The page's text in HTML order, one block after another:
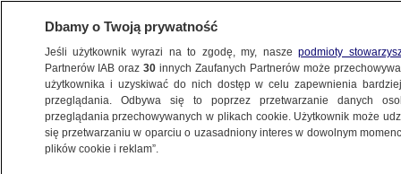
WROCŁAW
Dbamy o Twoją prywatność
Jeśli użytkownik wyrazi na to zgodę, my, naszepodmioty
Partnerów IAB oraz30 innych Zaufanych Partnerów może
użytkownika i uzyskiwać do nich dostęp w celu zapewnienia
przeglądania. Odbywa się to poprzez przetwarzanie danych
przeglądania przechowywanych w plikach cookie. Użytkownik może
się przetwarzaniu w oparciu o uzasadniony interes w dowolnym
plików cookie i reklam”.